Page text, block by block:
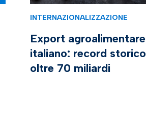
INTERNAZIONALIZZAZIONE
Export agroalimentare
italiano: record storico
oltre 70 miliardi